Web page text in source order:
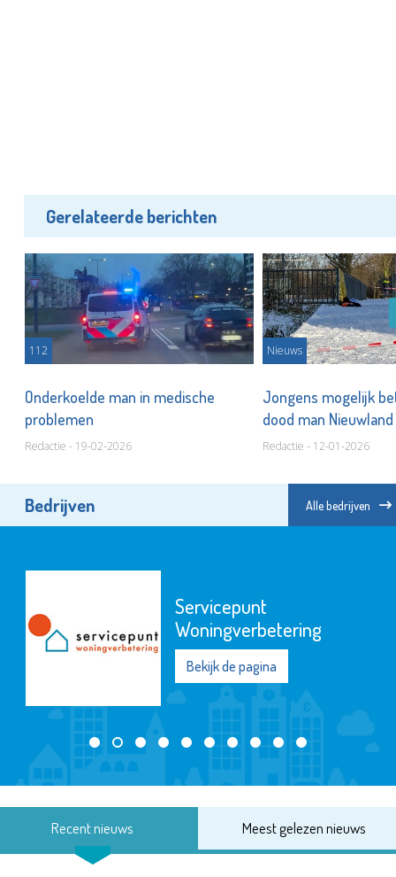
Gerelateerde berichten
112
Onderkoelde man in medische
problemen
Redactie - 19-02-2026
Nieuws
Jongens mogelijk
dood man
Redactie - 12-01-2026
Bedrijven Alle bedrijven
Servicepunt
Woningverbetering
Bekijk de pagina
Recent nieuws Meest gelezen nieuws